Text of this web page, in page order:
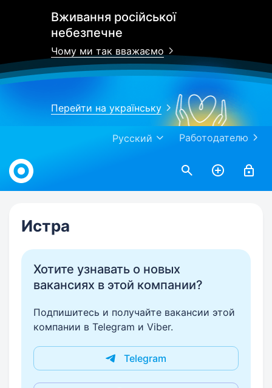
Вживання російської
небезпечне
Чому ми так вважаємо
Перейти на українську
Работодателю
Русский
Work.ua
Истра
Хотите узнавать о новых
вакансиях в этой компании?
Подпишитесь и получайте вакансии этой
компании в Telegram и Viber.
Telegram